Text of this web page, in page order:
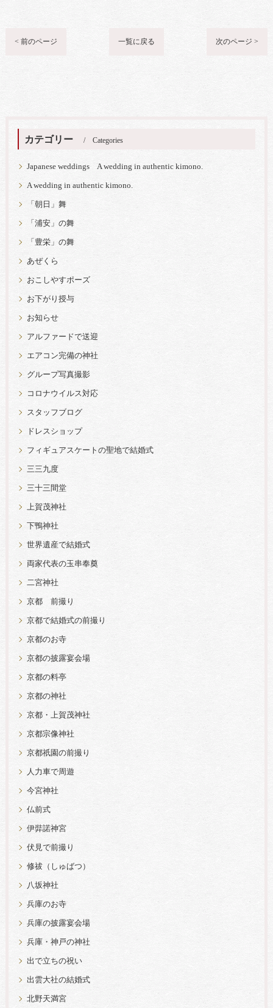
< 前のページ 一覧に戻る 次のページ >
カテゴリー Categories
Japanese weddings A wedding in authentic kimono.
A wedding in authentic kimono.
「朝日」舞
「浦安」の舞
「豊栄」の舞
あぜくら
おこしやすポーズ
お下がり授与
お知らせ
アルファードで送迎
エアコン完備の神社
グループ写真撮影
コロナウイルス対応
スタッフブログ
ドレスショップ
フィギュアスケートの聖地で結婚式
三三九度
三十三間堂
上賀茂神社
下鴨神社
世界遺産で結婚式
両家代表の玉串奉奠
二宮神社
京都 前撮り
京都で結婚式の前撮り
京都のお寺
京都の披露宴会場
京都の料亭
京都の神社
京都・上賀茂神社
京都宗像神社
京都祇園の前撮り
人力車で周遊
今宮神社
仏前式
伊弉諾神宮
伏見で前撮り
修祓（しゅばつ）
八坂神社
兵庫のお寺
兵庫の披露宴会場
兵庫・神戸の神社
出で立ちの祝い
出雲大社の結婚式
北野天満宮